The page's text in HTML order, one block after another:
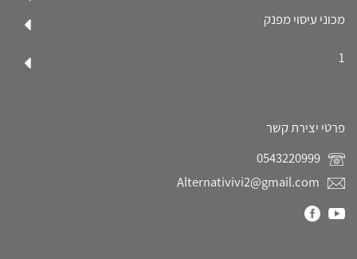
מכוני עיסוי מפנק
1
פרטי יצירת קשר
Alternativivi2@gmail.com